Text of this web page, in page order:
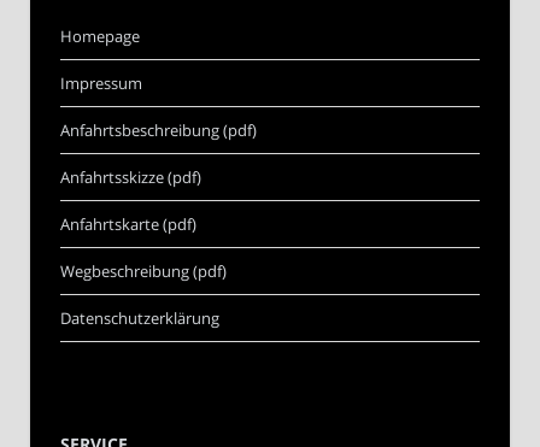
Homepage
Impressum
Anfahrtsbeschreibung (pdf)
Anfahrtsskizze (pdf)
Anfahrtskarte (pdf)
Wegbeschreibung (pdf)
Datenschutzerklärung